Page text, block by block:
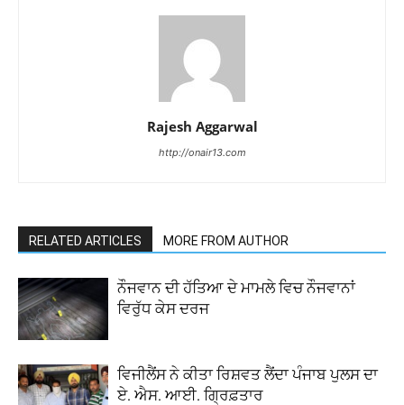
Rajesh Aggarwal
http://onair13.com
RELATED ARTICLES MORE FROM AUTHOR
ਨੌਜਵਾਨ ਦੀ ਹੱਤਿਆ ਦੇ ਮਾਮਲੇ ਵਿਚ ਨੌਜਵਾਨਾਂ
ਵਿਰੁੱਧ ਕੇਸ ਦਰਜ
ਵਿਜੀਲੈਂਸ ਨੇ ਕੀਤਾ ਰਿਸ਼ਵਤ ਲੈਂਦਾ ਪੰਜਾਬ ਪੁਲਸ ਦਾ
ਏ. ਐਸ. ਆਈ. ਗ੍ਰਿਫ਼ਤਾਰ